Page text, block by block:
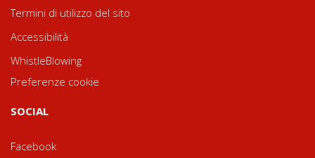
Termini di utilizzo del sito
Accessibilità
WhistleBlowing
Preferenze cookie
SOCIAL
Facebook